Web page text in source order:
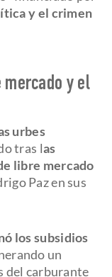
y el crimen
y el
urbes
tras las
libre mercado
Paz en sus
los subsidios
un
del carburante